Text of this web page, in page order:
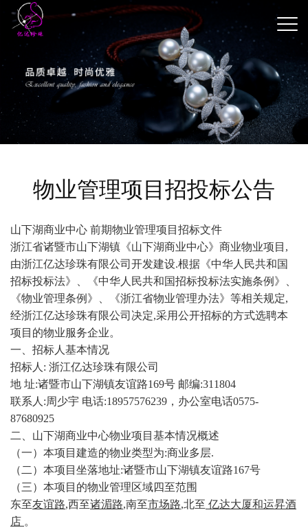
物业管理项目招投标公告
山下湖商业中心 前期物业管理项目招标文件
浙江省诸暨市山下湖镇《山下湖商业中心》商业物业项目 ,
由浙江亿达珍珠有限公司开发建设.根据《中华人民共和国
招标投标法》、《中华人民共和国招标投标法实施条例》、
《物业管理条例》、《浙江省物业管理办法》等相关规定,
经浙江亿达珍珠有限公司决定,采用公开招标的方式选聘本
项目的物业服务企业。
一、招标人基本情况
招标人 : 浙江亿达珍珠有限公司
地 址:诸暨市山下湖镇友谊路169号 邮编:311804
联系人 :周少宇 电话:18957576239，办公室电话0575-
87680925
二、山下湖商业中心物业项目基本情况概述
（一）本项目建造的物业类型为:商业多层.
（二）本项目坐落地址:诸暨市山下湖镇友谊路167号
（三）本项目的物业管理区域四至范围
东至友谊路,西至诸湄路,南至市场路,北至 亿达大厦和运昇酒
店 。